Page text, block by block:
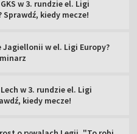
w 3. rundzie el. Ligi
Sprawdź, kiedy mecze!
Jagiellonii w el. Ligi Europy?
w 3. rundzie el. Ligi
kiedy mecze!